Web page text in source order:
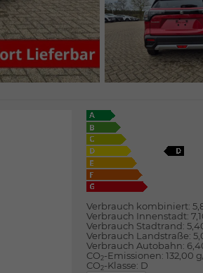
Verbrauch kombiniert:
Verbrauch Innenstadt:
Verbrauch Stadtrand:
Verbrauch Landstraße:
Verbrauch Autobahn:
CO2-Emissionen: 132,00
CO2-Klasse: D